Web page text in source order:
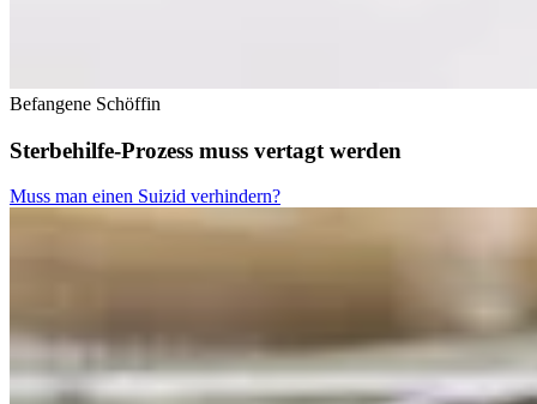
Befangene Schöffin
Sterbehilfe-Prozess muss vertagt werden
Muss man einen Suizid verhindern?